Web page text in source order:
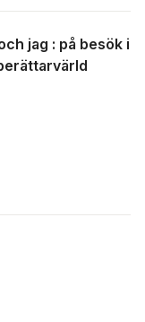
jag : på besök i